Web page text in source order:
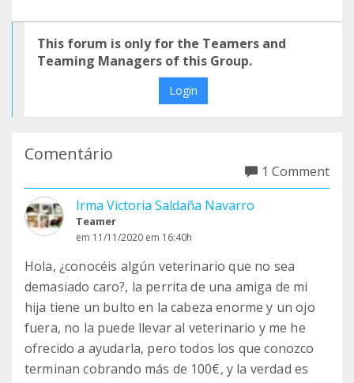
This forum is only for the Teamers and
Teaming Managers of this Group.
Login
Comentário
1 Comment
Irma Victoria Saldaña Navarro
Teamer
em 11/11/2020 em 16:40h
Hola, ¿conocéis algún veterinario que no sea
demasiado caro?, la perrita de una amiga de mi
hija tiene un bulto en la cabeza enorme y un ojo
fuera, no la puede llevar al veterinario y me he
ofrecido a ayudarla, pero todos los que conozco
terminan cobrando más de 100€, y la verdad es